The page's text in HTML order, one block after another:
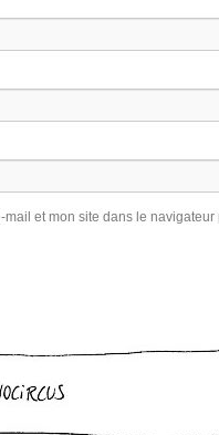
mail et mon site dans le